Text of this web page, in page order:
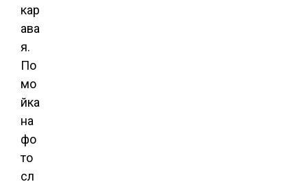
кар
ава
я.
По
мо
йка
на
фо
то
сл